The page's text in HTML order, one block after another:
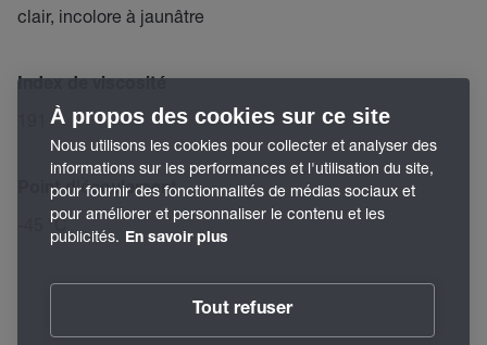
clair, incolore à jaunâtre
Index de viscosité
Point d'écoulement
-45 °C
À propos des cookies sur ce site
Nous utilisons les cookies pour collecter et analyser des
informations sur les performances et l'utilisation du site,
pour fournir des fonctionnalités de médias sociaux et
pour améliorer et personnaliser le contenu et les
publicités. En savoir plus
Tout refuser